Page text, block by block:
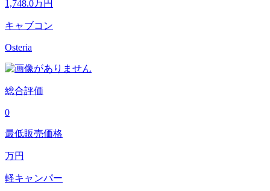
1,748.0万円
キャブコン
Osteria
総合評価
0
最低販売価格
万円
軽キャンパー